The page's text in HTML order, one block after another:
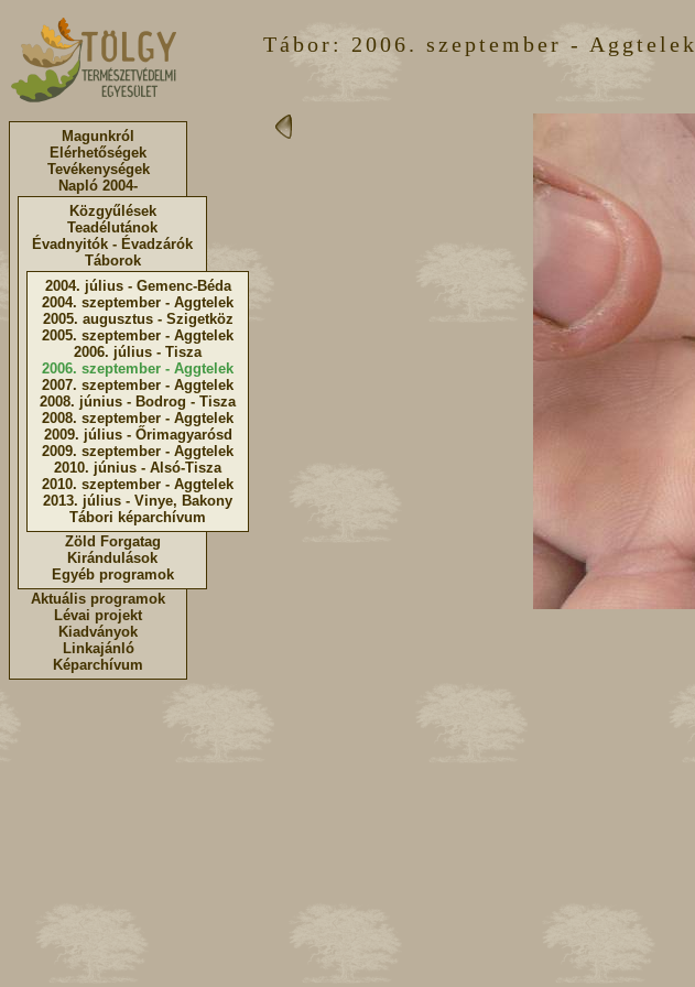
Magunkról
Elérhetőségek
Tevékenységek
Napló 2004-
Aktuális programok
Lévai projekt
Kiadványok
Linkajánló
Képarchívum
Közgyűlések
Teadélutánok
Évadnyitók - Évadzárók
Táborok
Zöld Forgatag
Kirándulások
Egyéb programok
2004. július - Gemenc-Béda
2004. szeptember - Aggtelek
2005. augusztus - Szigetköz
2005. szeptember - Aggtelek
2006. július - Tisza
2006. szeptember - Aggtelek
2007. szeptember - Aggtelek
2008. június - Bodrog - Tisza
2008. szeptember - Aggtelek
2009. július - Őrimagyarósd
2009. szeptember - Aggtelek
2010. június - Alsó-Tisza
2010. szeptember - Aggtelek
2013. július - Vinye, Bakony
Tábori képarchívum
Tábor: 2006. szeptember - Aggtelek